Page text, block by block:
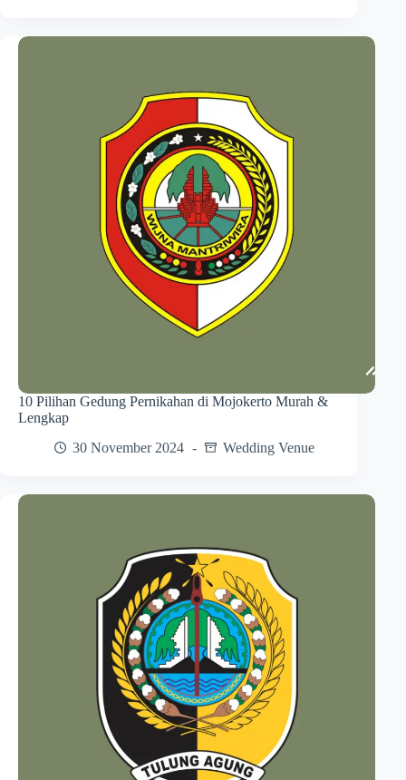
10 Pilihan Gedung Pernikahan di Mojokerto Murah &
Lengkap
30 November 2024
Wedding Venue